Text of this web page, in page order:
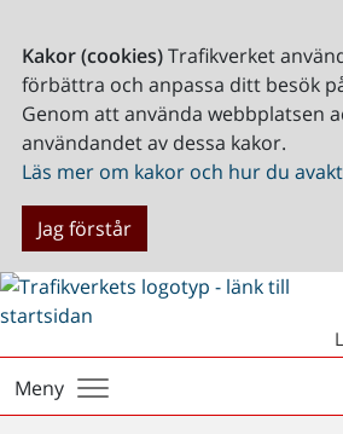
Kakor (cookies)Trafikverket
förbättra och anpassa ditt besök
Genom att använda webbplatsen
användandet av dessa kakor.
Läs mer om kakor och hur du
Jag förstår
Meny